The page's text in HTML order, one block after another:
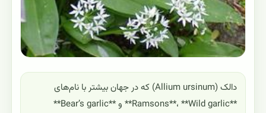
دالک (Allium ursinum) که در جهان بیشتر با نام‌های
**Ramsons**، **Wild garlic** و **Bear’s garlic**